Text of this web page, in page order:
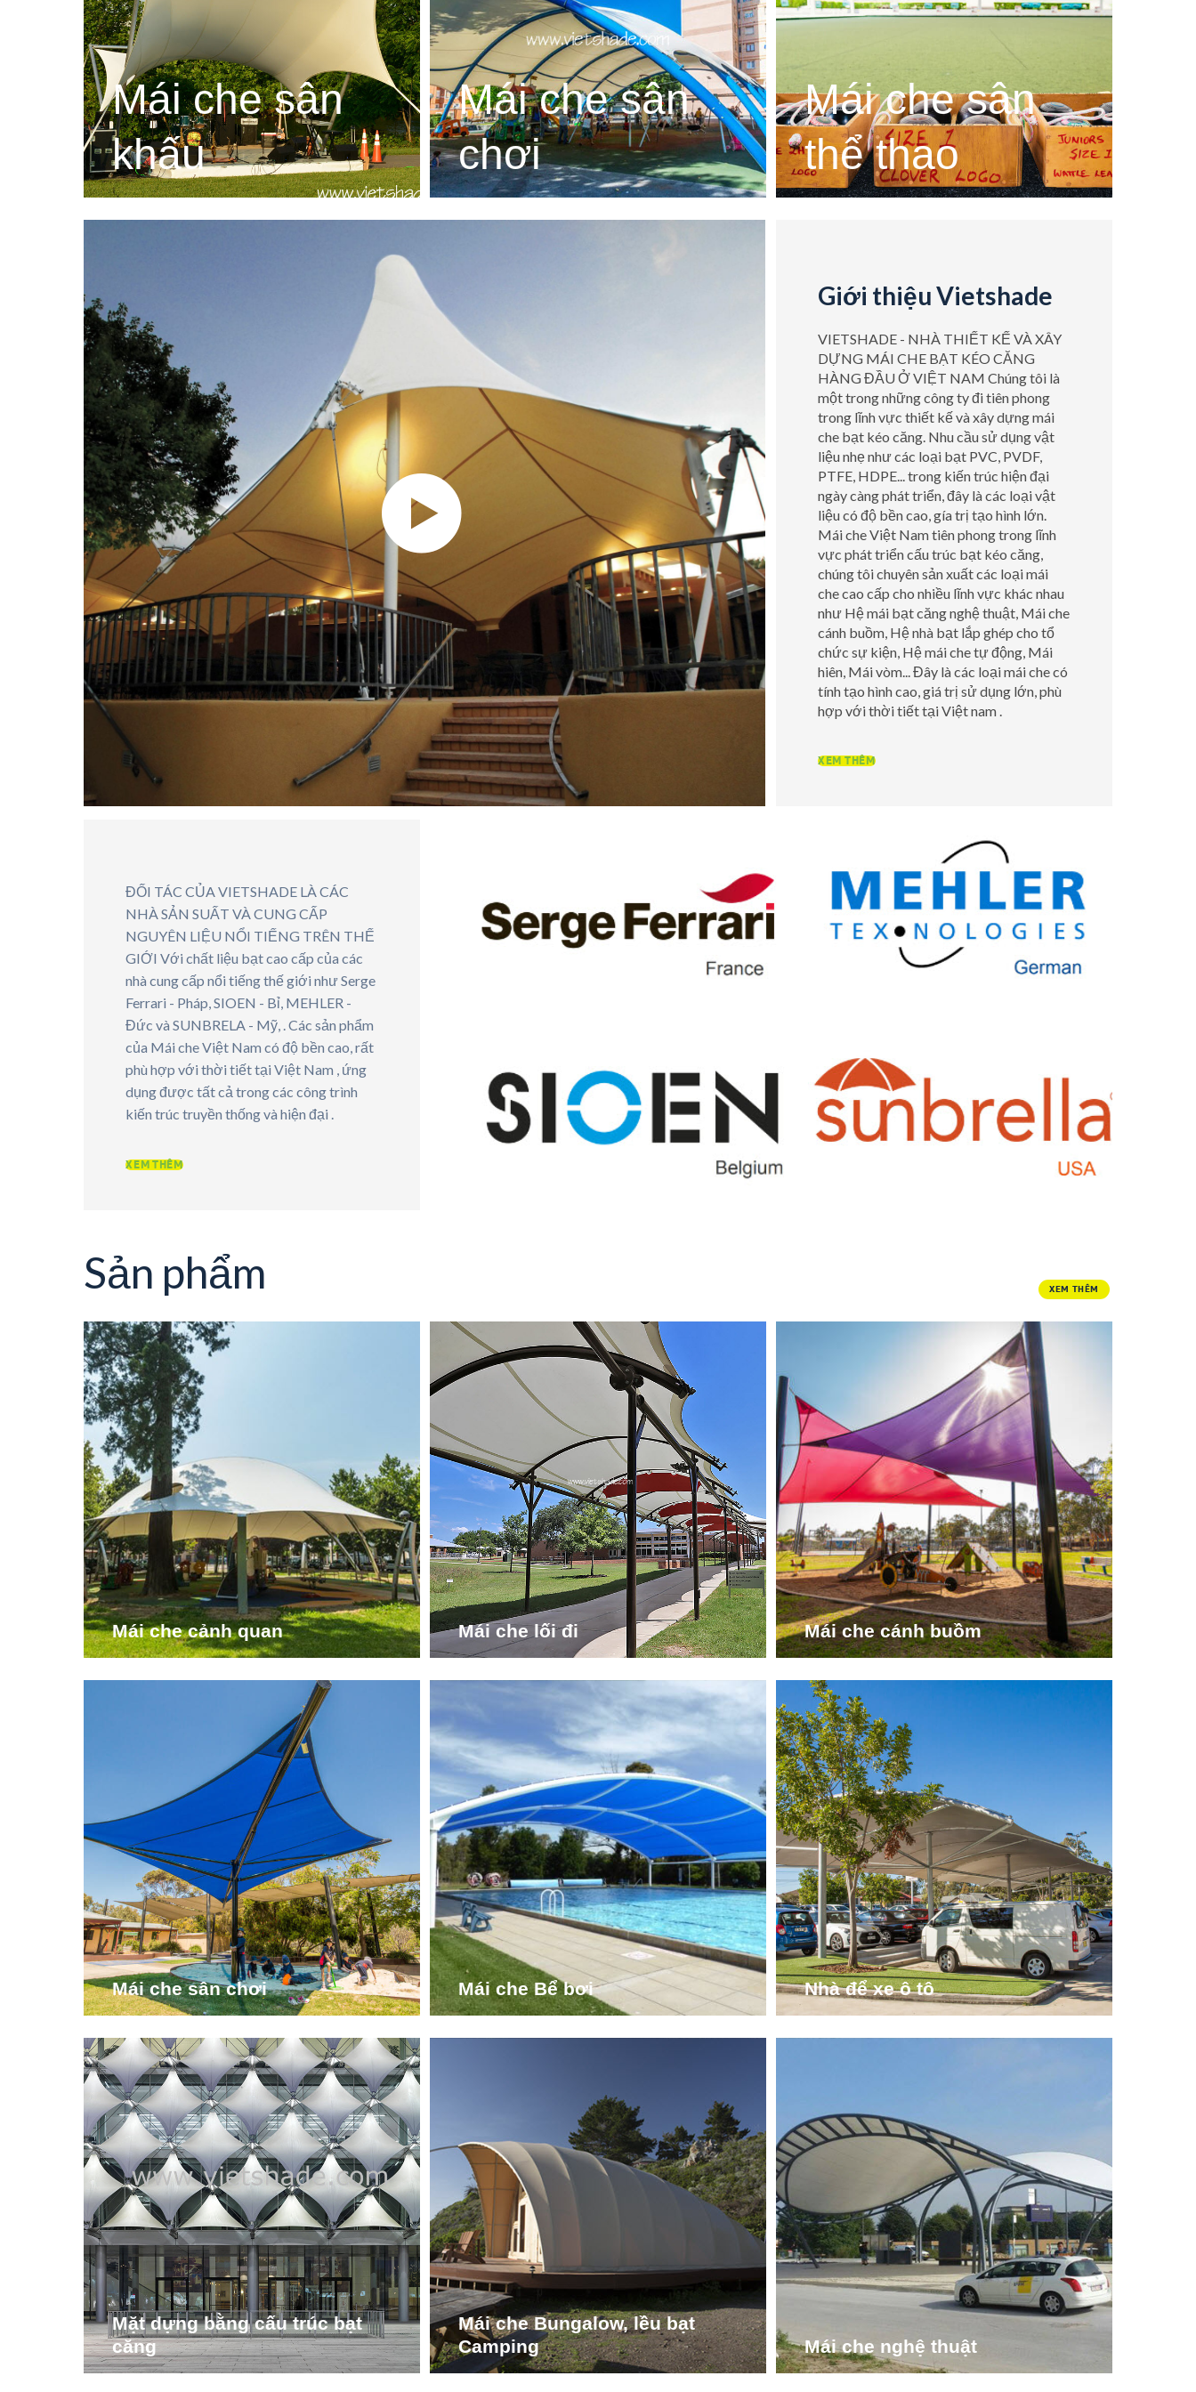
Mái che sân
khấu
Mái che sân
chơi
Mái che sân
thể thao
Giới thiệu Vietshade
VIETSHADE - NHÀ THIẾT KẾ VÀ XÂY
DỰNG MÁI CHE BẠT KÉO CĂNG
HÀNG ĐẦU Ở VIỆT NAM Chúng tôi là
một trong những công ty đi tiên phong
trong lĩnh vực thiết kế và xây dựng mái
che bạt kéo căng. Nhu cầu sử dụng vật
liệu nhẹ như các loại bạt PVC, PVDF,
PTFE, HDPE... trong kiến trúc hiện đại
ngày càng phát triển, đây là các loại vật
liệu có độ bền cao, gía trị tạo hình lớn.
Mái che Việt Nam tiên phong trong lĩnh
vực phát triển cấu trúc bạt kéo căng,
chúng tôi chuyên sản xuất các loại mái
che cao cấp cho nhiều lĩnh vực khác nhau
như Hệ mái bạt căng nghệ thuật, Mái che
cánh buồm, Hệ nhà bạt lắp ghép cho tổ
chức sự kiện, Hệ mái che tự động, Mái
hiên, Mái vòm... Đây là các loại mái che có
tính tạo hình cao, giá trị sử dụng lớn, phù
hợp với thời tiết tại Việt nam .
XEM THÊM
ĐỐI TÁC CỦA VIETSHADE LÀ CÁC
NHÀ SẢN SUẤT VÀ CUNG CẤP
NGUYÊN LIỆU NỔI TIẾNG TRÊN THẾ
GIỚI Với chất liệu bạt cao cấp của các
nhà cung cấp nổi tiếng thế giới như Serge
Ferrari - Pháp, SIOEN - Bỉ, MEHLER -
Đức và SUNBRELA - Mỹ, . Các sản phẩm
của Mái che Việt Nam có độ bền cao, rất
phù hợp với thời tiết tại Việt Nam , ứng
dụng được tất cả trong các công trình
kiến trúc truyền thống và hiện đại .
XEM THÊM
Sản phẩm XEM THÊM
Mái che cảnh quan Mái che lối đi Mái che cánh buồm
Mái che sân chơi Mái che Bể bơi Nhà để xe ô tô
Mặt dựng bằng cấu trúc bạt
căng
Mái che Bungalow, lều bạt
Camping
Mái che nghệ thuật